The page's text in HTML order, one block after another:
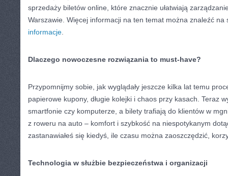
sprzedaży biletów online, które znacznie ułatwiają
Warszawie. Więcej informacji na ten temat można znaleźć
informacje
Dlaczego nowoczesne rozwiązania to must-have?
Przypomnijmy sobie, jak wyglądały jeszcze kilka lat temu
papierowe kupony, długie kolejki i chaos przy kasach. Teraz
smartfonie czy komputerze, a bilety trafiają do klientów w
z roweru na auto – komfort i szybkość na niespotykanym
zastanawiałeś się kiedyś, ile czasu można zaoszczędzić,
Technologia w służbie bezpieczeństwa i organizacji